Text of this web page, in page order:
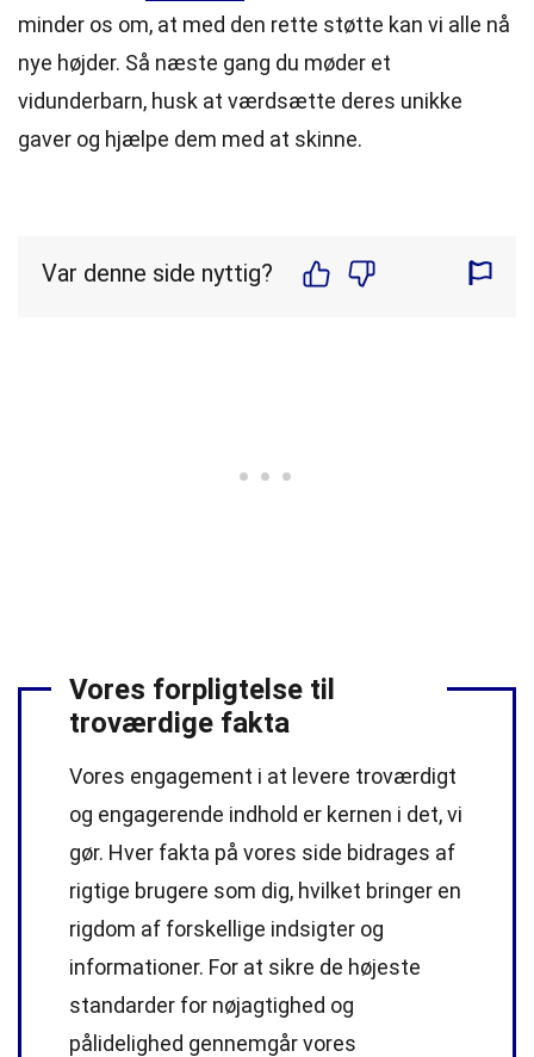
minder os om, at med den rette støtte kan vi alle nå
nye højder. Så næste gang du møder et
vidunderbarn, husk at værdsætte deres unikke
gaver og hjælpe dem med at skinne.
Var denne side nyttig?
Vores forpligtelse til
troværdige fakta
Vores engagement i at levere troværdigt
og engagerende indhold er kernen i det, vi
gør. Hver fakta på vores side bidrages af
rigtige brugere som dig, hvilket bringer en
rigdom af forskellige indsigter og
informationer. For at sikre de højeste
standarder for nøjagtighed og
pålidelighed gennemgår vores